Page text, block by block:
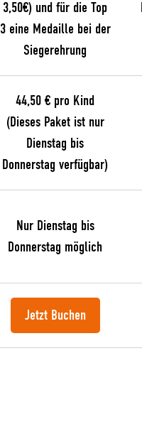
3,50€) und für die Top
3 eine Medaille bei der
Siegerehrung
44,50 € pro Kind
(Dieses Paket ist nur
Dienstag bis
Donnerstag verfügbar)
Nur Dienstag bis
Donnerstag möglich
Jetzt Buchen